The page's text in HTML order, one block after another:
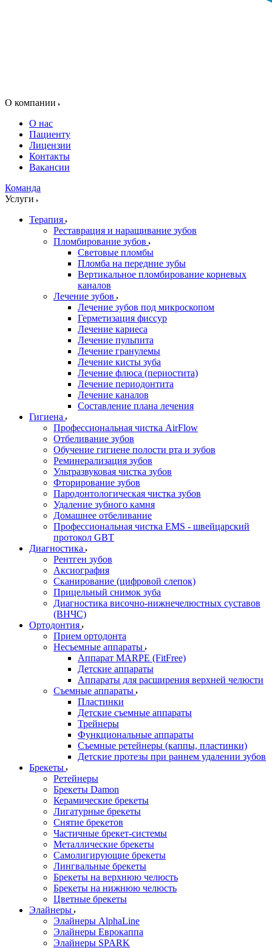
О компании
О нас
Пациенту
Лицензии
Контакты
Вакансии
Команда
Услуги
Терапия
Реставрация и наращивание зубов
Пломбирование зубов
Световые пломбы
Пломба на передние зубы
Вертикальное пломбирование корневых
каналов
Лечение зубов
Лечение зубов под микроскопом
Герметизация фиссур
Лечение кариеса
Лечение пульпита
Лечение гранулемы
Лечение кисты зуба
Лечение флюса (периостита)
Лечение периодонтита
Лечение каналов
Составление плана лечения
Гигиена
Профессиональная чистка AirFlow
Отбеливание зубов
Обучение гигиене полости рта и зубов
Реминерализация зубов
Ультразвуковая чистка зубов
Фторирование зубов
Пародонтологическая чистка зубов
Удаление зубного камня
Домашнее отбеливание
Профессиональная чистка EMS - швейцарский
протокол GBT
Диагностика
Рентген зубов
Аксиография
Сканирование (цифровой слепок)
Прицельный снимок зуба
Диагностика височно-нижнечелюстных суставов
(ВНЧС)
Ортодонтия
Прием ортодонта
Несъемные аппараты
Аппарат MARPE (FitFree)
Детские аппараты
Аппараты для расширения верхней челюсти
Съемные аппараты
Пластинки
Детские съемные аппараты
Трейнеры
Функциональные аппараты
Съемные ретейнеры (каппы, пластинки)
Детские протезы при раннем удалении зубов
Брекеты
Ретейнеры
Брекеты Damon
Керамические брекеты
Лигатурные брекеты
Снятие брекетов
Частичные брекет-системы
Металлические брекеты
Самолигирующие брекеты
Лингвальные брекеты
Брекеты на верхнюю челюсть
Брекеты на нижнюю челюсть
Цветные брекеты
Элайнеры
Элайнеры AlphaLine
Элайнеры Еврокаппа
Элайнеры SPARK